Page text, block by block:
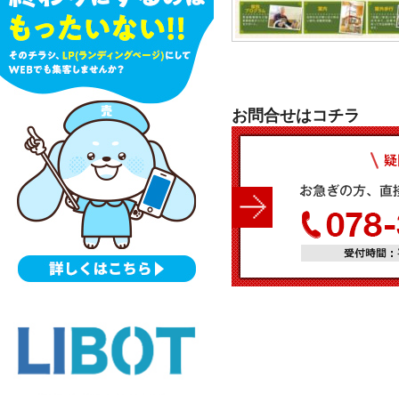
お問合せはコチラ